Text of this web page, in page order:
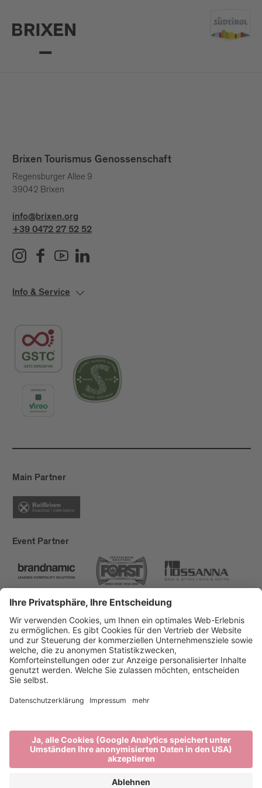
Brixen Tourismus Genossenschaft
Regensburger Allee 9
39042 Brixen
info@brixen.org
+39 0472 27 52 52
Info & Service
Main Partner
Event Partner
Brixen Tourismus
Privacy
Impressum
Förderungen
produced by